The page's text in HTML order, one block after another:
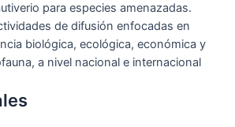
para especies amenazadas.
de difusión enfocadas en
biológica, ecológica, económica y
a nivel nacional e internacional